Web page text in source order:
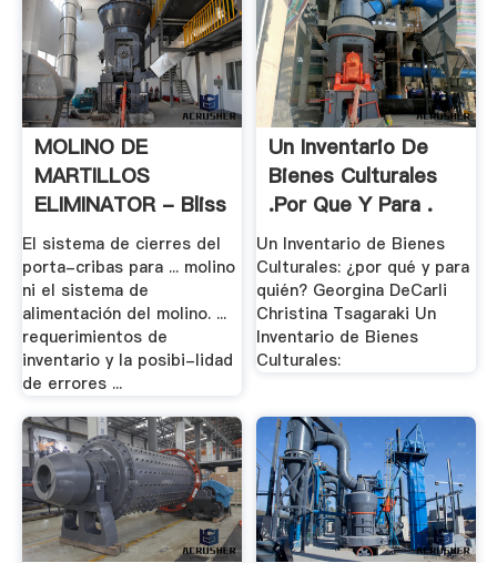
MOLINO DE
MARTILLOS
ELIMINATOR - Bliss
Industries
El sistema de cierres del
porta-cribas para ... molino
ni el sistema de
alimentación del molino. ...
requerimientos de
inventario y la posibi-lidad
de errores ...
Un Inventario De
Bienes Culturales
.Por Que Y Para .
Un Inventario de Bienes
Culturales: ¿por qué y para
quién? Georgina DeCarli
Christina Tsagaraki Un
Inventario de Bienes
Culturales: